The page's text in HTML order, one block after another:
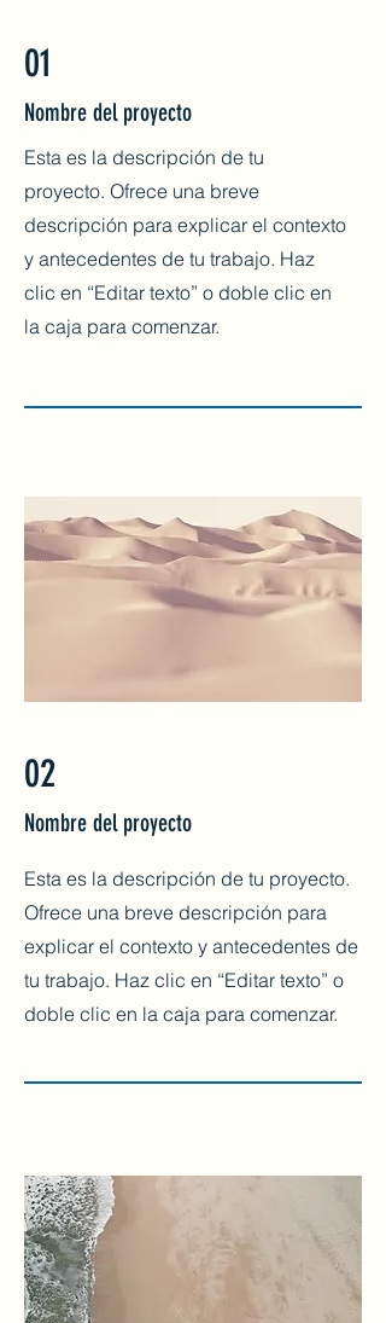
01
Nombre del proyecto
Esta es la descripción de tu
proyecto. Ofrece una breve
descripción para explicar el contexto
y antecedentes de tu trabajo. Haz
clic en “Editar texto” o doble clic en
la caja para comenzar.
02
Nombre del proyecto
Esta es la descripción de tu proyecto.
Ofrece una breve descripción para
explicar el contexto y antecedentes de
tu trabajo. Haz clic en “Editar texto” o
doble clic en la caja para comenzar.